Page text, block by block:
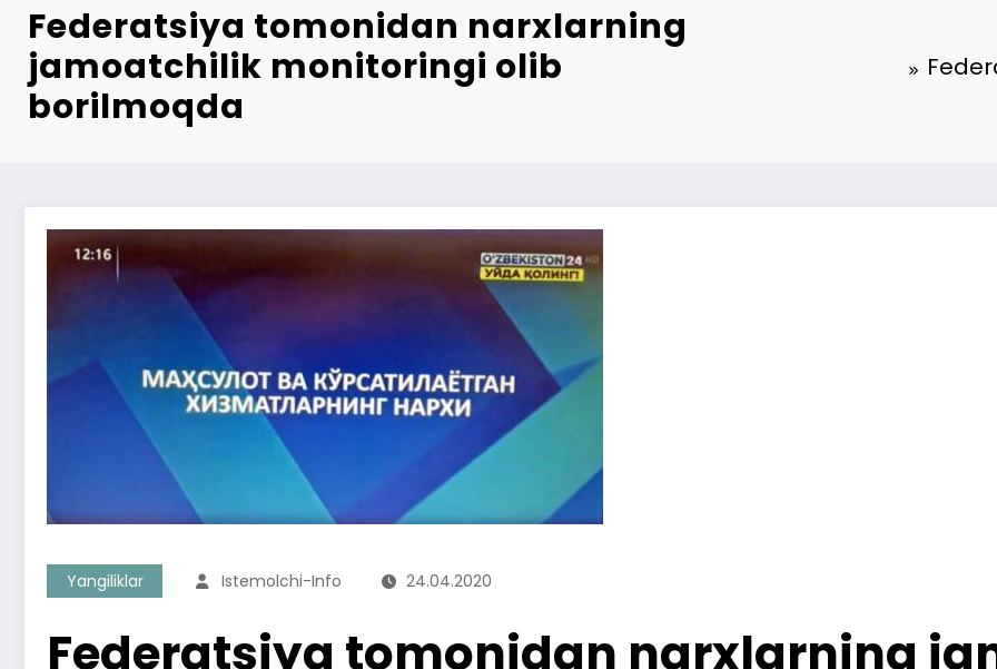
Federatsiya tomonidan narxlarning
jamoatchilik monitoringi olib
borilmoqda
Yangiliklar Istemolchi-Info 24.04.2020
Federatsiya tomonidan narxlarning